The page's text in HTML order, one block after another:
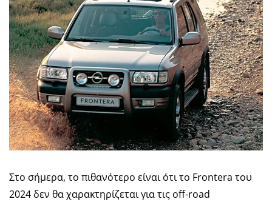
Στο σήμερα, το πιθανότερο είναι ότι το Frontera του
2024 δεν θα χαρακτηρίζεται για τις off-road